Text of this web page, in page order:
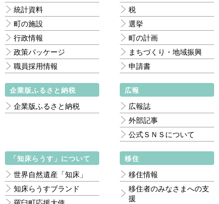
統計資料
町の施設
行政情報
政策パッケージ
職員採用情報
税
選挙
町の計画
まちづくり・地域振興
申請書
企業版ふるさと納税
企業版ふるさと納税
広報
広報誌
外部記事
公式ＳＮＳについて
「知床らうす」について
世界自然遺産「知床」
知床らうすブランド
移住
移住情報
移住者のみなさまへの支
援